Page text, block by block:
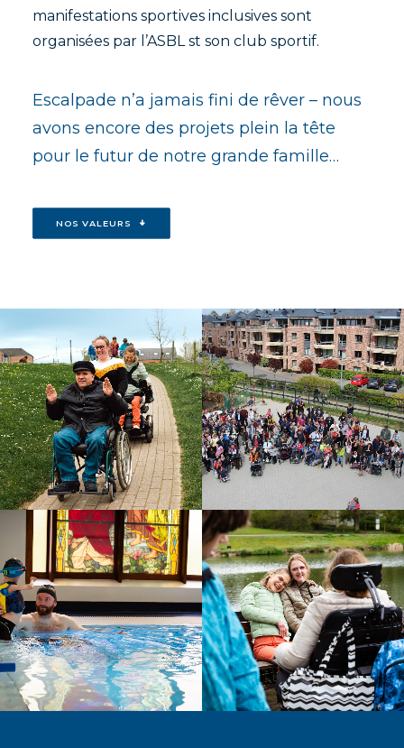
manifestations sportives inclusives sont
organisées par l’ASBL st son club sportif.
Escalpade n’a jamais fini de rêver – nous
avons encore des projets plein la tête
pour le futur de notre grande famille…
NOS VALEURS